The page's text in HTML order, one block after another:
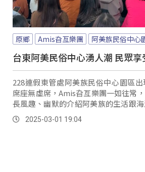
原鄉 Amis旮亙樂團 阿美族民俗中心
台東阿美民俗中心湧人潮 民眾
228連假東管處阿美族民俗中心園區
席座無虛席，Amis旮亙樂團一如往常
長風趣、幽默的介紹阿美族的生活跟海
了來到現場的遊客們。
2025-03-01 19:04